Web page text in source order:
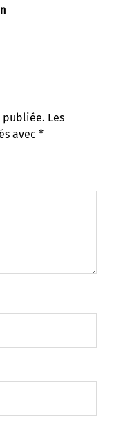
publiée. Les
avec *